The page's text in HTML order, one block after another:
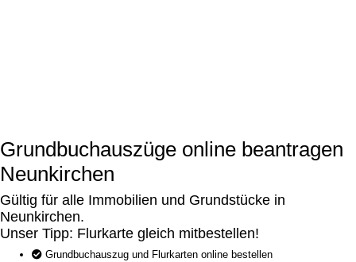
Grundbuchauszüge online beantragen
Neunkirchen
Gültig für alle Immobilien und Grundstücke in
Neunkirchen.
Unser Tipp: Flurkarte gleich mitbestellen!
Grundbuchauszug und Flurkarten online bestellen